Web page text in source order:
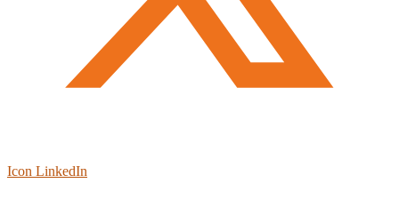
Icon LinkedIn